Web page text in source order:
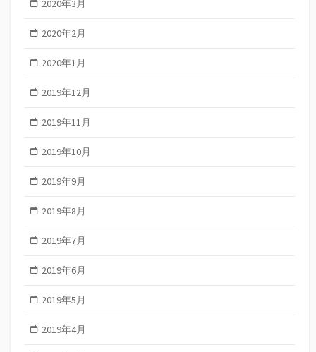
2020年3月
2020年2月
2020年1月
2019年12月
2019年11月
2019年10月
2019年9月
2019年8月
2019年7月
2019年6月
2019年5月
2019年4月